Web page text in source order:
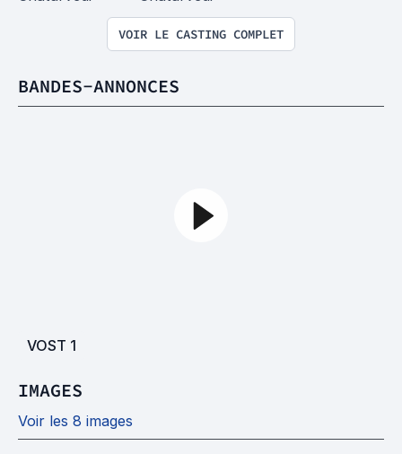
VOIR LE CASTING COMPLET
BANDES-ANNONCES
VOST 1
IMAGES
Voir les 8 images